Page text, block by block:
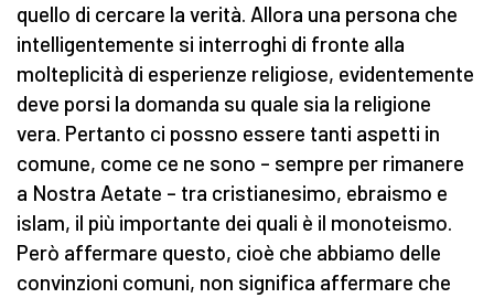
quello di cercare la verità. Allora una persona che
intelligentemente si interroghi di fronte alla
molteplicità di esperienze religiose, evidentemente
deve porsi la domanda su quale sia la religione
vera. Pertanto ci possno essere tanti aspetti in
comune, come ce ne sono – sempre per rimanere
a Nostra Aetate – tra cristianesimo, ebraismo e
islam, il più importante dei quali è il monoteismo.
Però affermare questo, cioè che abbiamo delle
convinzioni comuni, non significa affermare che